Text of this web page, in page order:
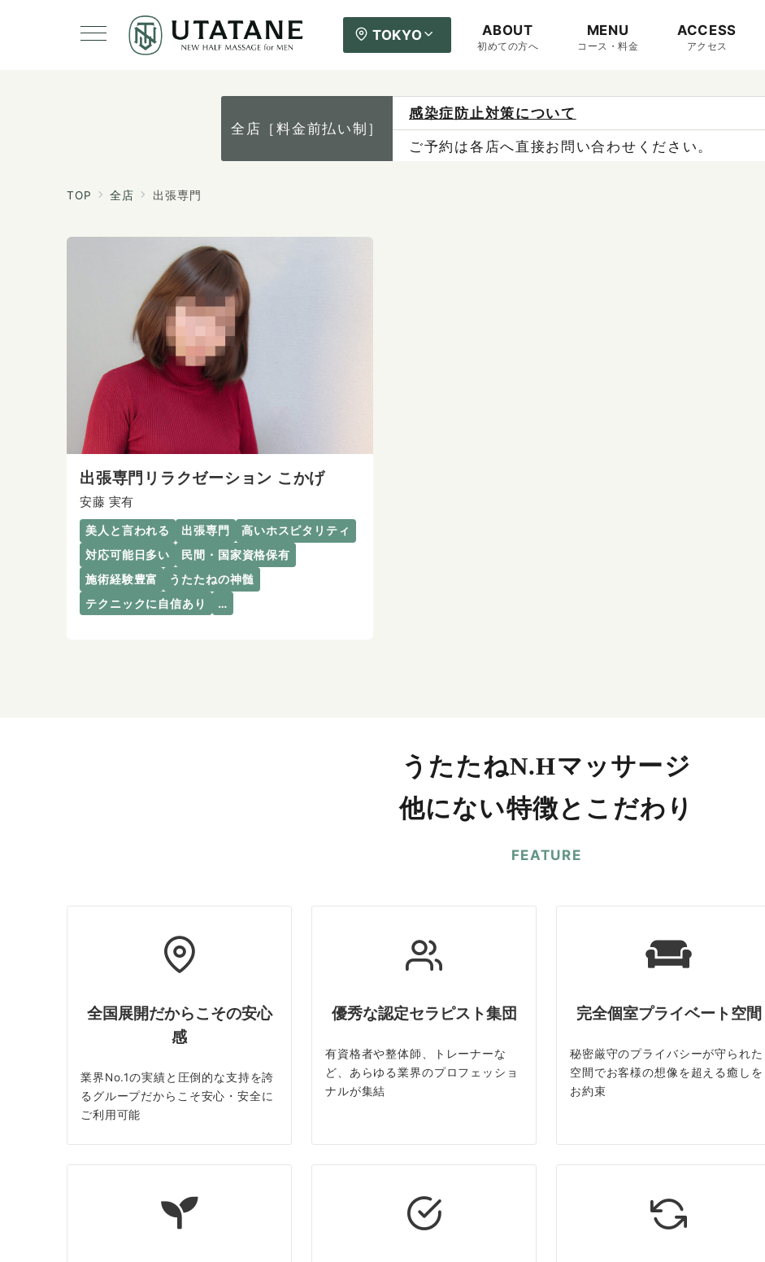
TOKYO ABOUT
初めての方へ
MENU
コース・料金
ACCESS
アクセス
全店［料金前払い制］
感染症防止対策について
ご予約は各店へ直接お問い合わせください。
TOP 全店 出張専門
出張専門リラクゼーション こかげ
安藤 実有
美人と言われる 出張専門
高いホスピタリティ
対応可能日多い
民間・国家資格保有
施術経験豊富
うたたねの神髄
テクニックに自信あり
…
うたたねN.Hマッサージ
他にない特徴とこだわり
FEATURE
全国展開だからこその安心
感
業界No.1の実績と圧倒的な支持を誇
るグループだからこそ安心・安全に
ご利用可能
優秀な認定セラピスト集団
有資格者や整体師、トレーナーな
ど、あらゆる業界のプロフェッショ
ナルが集結
完全個室プライベート空間
秘密厳守のプライバシーが守られた
空間でお客様の想像を超える癒しを
お約束